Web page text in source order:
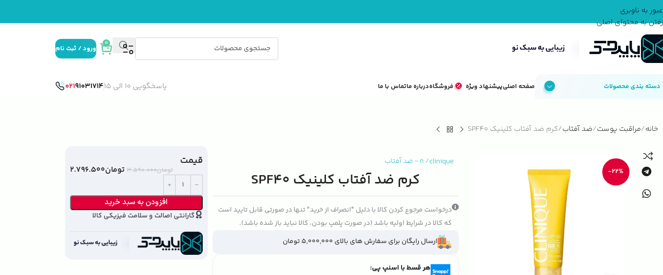
عبور به ناوبری
رفتن به محتوای اصلی
0
ورود / ثبت نام
دسته بندی محصولات صفحه اصلیپیشنهاد ویژه فروشگاهدرباره ماتماس با ما پاسخگویی 10 الی 15 02191031714
خانه مراقبت پوست ضد آفتاب کرم ضد آفتاب کلینیک SPF40
-22%
clinique
/
n
- ضد آفتاب
کرم ضد آفتاب کلینیک SPF40
درخواست مرجوع کردن کالا با دلیل "انصراف از خرید" تنها در صورتی قابل تایید است
که کالا در شرایط اولیه باشد (در صورت پلمپ بودن، کالا نباید باز شده باشد).
ارسال رایگان برای سفارش های بالای 5,000,000 تومان
هر قسط با اسنپ پی:
قیمت
تومان۳.۵۹۰.۰۰۰ تومان۲.۷۹۶.۵۰۰
افزودن به سبد خرید
گارانتی اصالت و سلامت فیزیکی کالا